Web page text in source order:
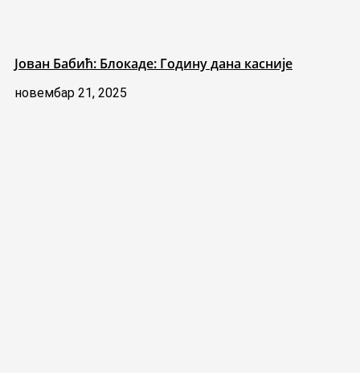
Јован Бабић: Блокаде: Годину дана касније
новембар 21, 2025